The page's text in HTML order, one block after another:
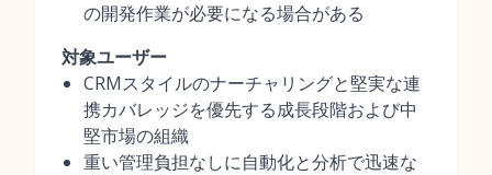
の開発作業が必要になる場合がある
対象ユーザー
CRMスタイルのナーチャリングと堅実な連
携カバレッジを優先する成長段階および中
堅市場の組織
重い管理負担なしに自動化と分析で迅速な